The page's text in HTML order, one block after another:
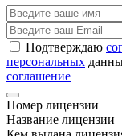
Подтверждаю
персональных
соглашение
Номер лицензии
Название лицензии